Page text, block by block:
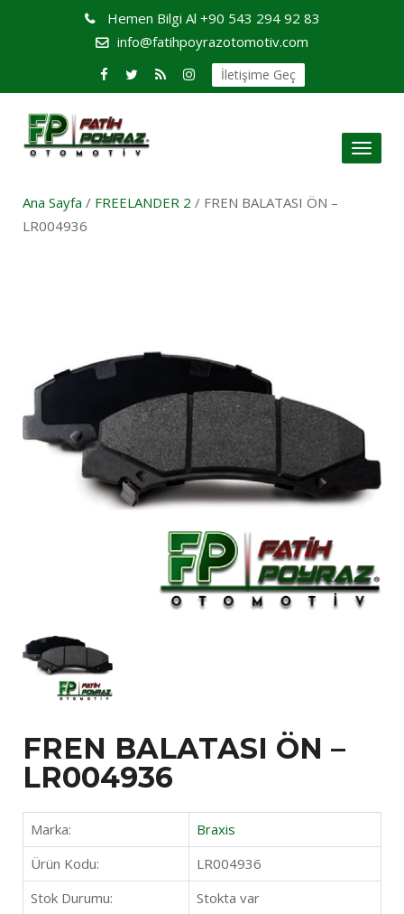
Hemen Bilgi Al +90 543 294 92 83
info@fatihpoyrazotomotiv.com
İletişime Geç
Toggle
Ana Sayfa / FREELANDER 2 / FREN BALATASI ÖN –
LR004936
FREN BALATASI ÖN –
LR004936
Marka:
Braxis
Ürün Kodu:
LR004936
Stok Durumu:
Stokta var